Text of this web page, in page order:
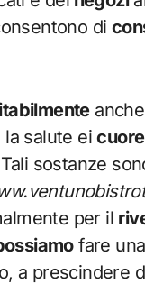
di
la salute eicuore
Tali sostanze
per il
fare
a prescindere